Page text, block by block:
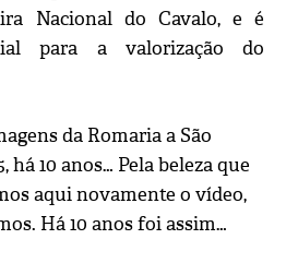
Nacional do Cavalo, e é
para a valorização do
da Romaria a São
há 10 anos… Pela beleza que
aqui novamente o vídeo,
Há 10 anos foi assim…